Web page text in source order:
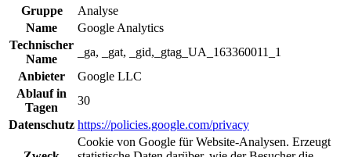
Gruppe
Analyse
Name
Google Analytics
Technischer
Name
_ga, _gat, _gid,_gtag_UA_163360011_1
Anbieter
Google LLC
Ablauf in
Tagen
30
Datenschutz https://policies.google.com/privacy
Cookie von Google für Website-Analysen. Erzeugt